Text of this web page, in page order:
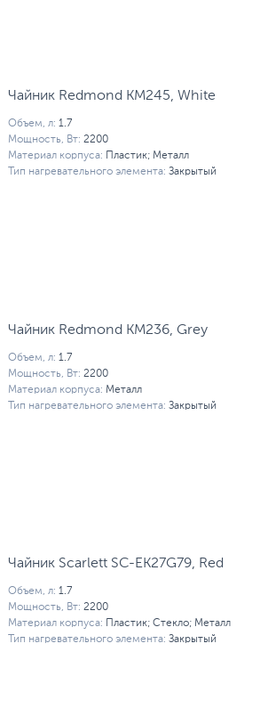
Чайник Redmond KM245, White
Объем, л: 1.7
Мощность, Вт: 2200
Материал корпуса:
Пластик; Металл
Тип нагревательного элемента: Закрытый
Чайник Redmond KM236, Grey
Объем, л: 1.7
Мощность, Вт: 2200
Материал корпуса: Металл
Тип нагревательного элемента: Закрытый
Чайник Scarlett SC-EK27G79, Red
Объем, л: 1.7
Мощность, Вт: 2200
Материал корпуса:
Пластик; Стекло; Металл
Тип нагревательного элемента: Закрытый